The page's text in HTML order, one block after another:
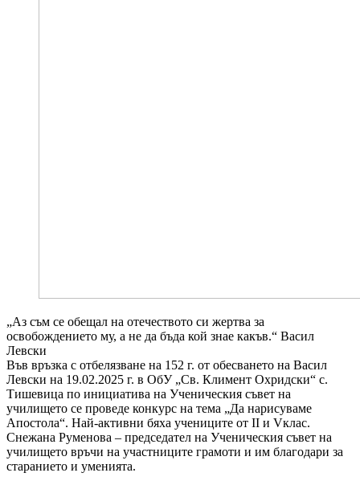
„Аз съм се обещал на отечеството си жертва за
освобождението му, а не да бъда кой знае какъв.“ Васил
Левски
Във връзка с отбелязване на 152 г. от обесването на Васил
Левски на 19.02.2025 г. в ОбУ „Св. Климент Охридски“ с.
Тишевица по инициатива на Ученическия съвет на
училището се проведе конкурс на тема „Да нарисуваме
Апостола“. Най-активни бяха учениците от II и Vклас.
Снежана Руменова – председател на Ученическия съвет на
училището връчи на участниците грамоти и им благодари за
старанието и уменията.